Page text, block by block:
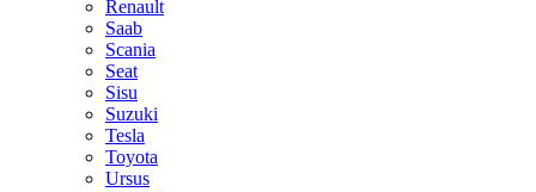
Renault
Saab
Scania
Seat
Sisu
Suzuki
Tesla
Toyota
Ursus